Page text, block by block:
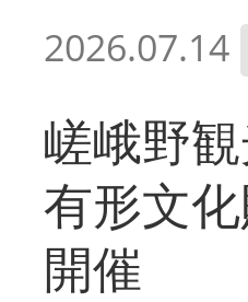
2026.07.14
嵯峨野
有形文
開催